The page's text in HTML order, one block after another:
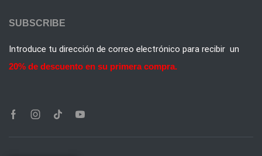
SUBSCRIBE
Introduce tu dirección de correo electrónico para recibir un
20% de descuento en su primera compra.